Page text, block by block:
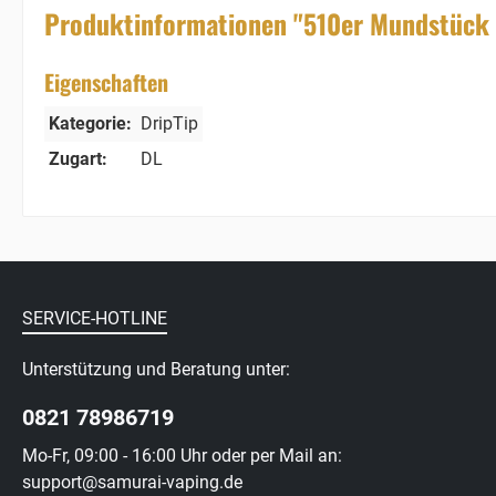
Produktinformationen "510er Mundstück
Eigenschaften
Kategorie: DripTip
Zugart:
DL
SERVICE-HOTLINE
Unterstützung und Beratung unter:
0821 78986719
Mo-Fr, 09:00 - 16:00 Uhr oder per Mail an:
support@samurai-vaping.de